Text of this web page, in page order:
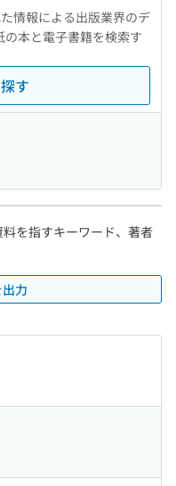
情報による出版業界のデ
本と電子書籍を検索す
す
を指すキーワード、著者
力